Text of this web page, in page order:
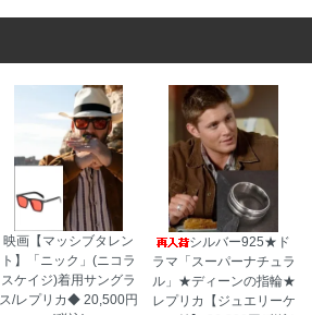
映画【マッシブタレン
ト】「ニック」(ニコラ
スケイジ)着用サングラ
ス/レプリカ◆ 20,500円
シルバー925★ド
ラマ「スーパーナチュラ
ル」★ディーンの指輪★
レプリカ【ジュエリーケ